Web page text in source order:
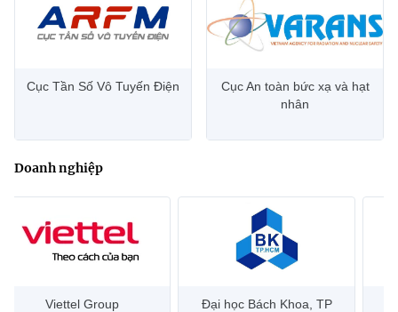
Cục Tần Số Vô Tuyến Điện
Cục An toàn bức xạ và hạt
nhân
Doanh nghiệp
Đại học Bách Khoa, TP
Bưu điện Việt Nam –